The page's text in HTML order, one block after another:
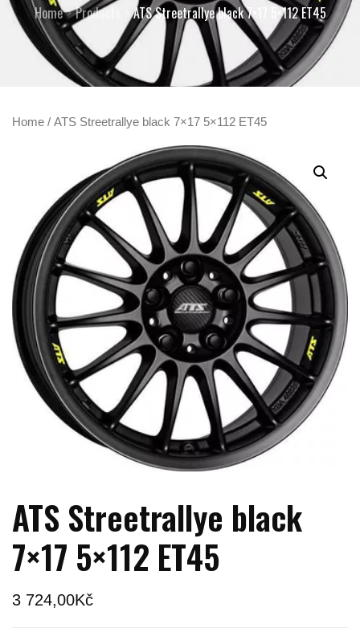
Home Products ATS Streetrallye black 7×17 5×112 ET45
Home / ATS Streetrallye black 7×17 5×112 ET45
ATS Streetrallye black
7×17 5×112 ET45
3 724,00Kč